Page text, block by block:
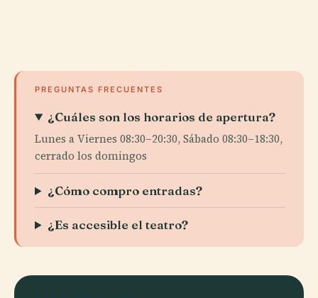
PREGUNTAS FRECUENTES
¿Cuáles son los horarios de apertura?
Lunes a Viernes 08:30–20:30, Sábado 08:30–18:30,
cerrado los domingos
¿Cómo compro entradas?
¿Es accesible el teatro?